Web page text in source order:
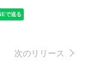
で送る
次のリリース